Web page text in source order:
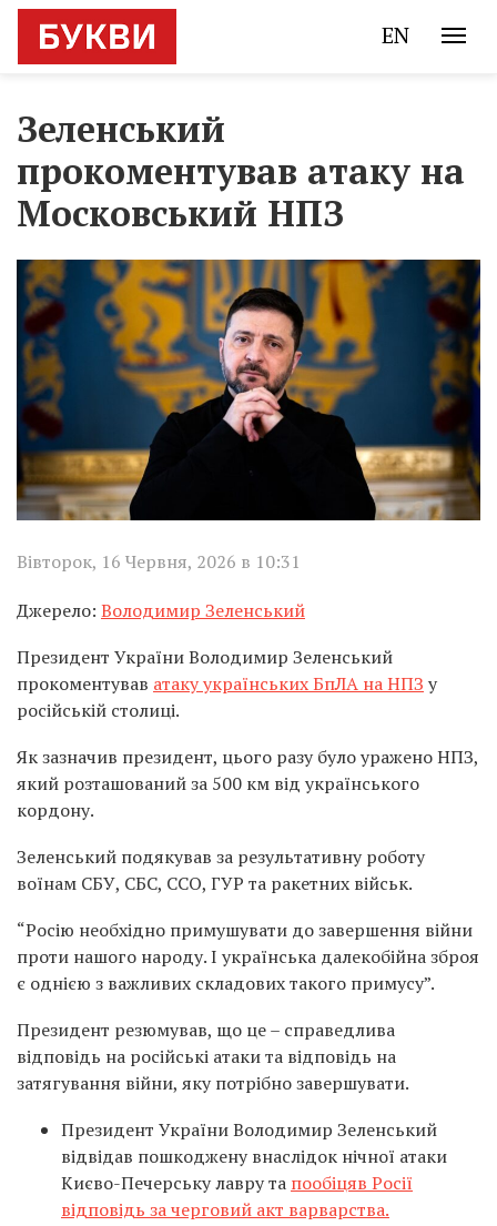
EN
Зеленський
прокоментував атаку на
Московський НПЗ
Вівторок, 16 Червня, 2026 в 10:31
Джерело: Володимир Зеленський
Президент України Володимир Зеленський
прокоментував атаку українських БпЛА на НПЗ у
російській столиці.
Як зазначив президент, цього разу було уражено НПЗ,
який розташований за 500 км від українського
кордону.
Зеленський подякував за результативну роботу
воїнам СБУ, СБС, ССО, ГУР та ракетних військ.
“Росію необхідно примушувати до завершення війни
проти нашого народу. І українська далекобійна зброя
є однією з важливих складових такого примусу”.
Президент резюмував, що це – справедлива
відповідь на російські атаки та відповідь на
затягування війни, яку потрібно завершувати.
Президент України Володимир Зеленський
відвідав пошкоджену внаслідок нічної атаки
Києво-Печерську лавру та пообіцяв Росії
відповідь за черговий акт варварства.